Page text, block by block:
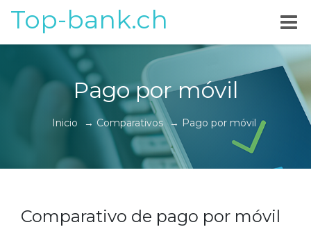
Top-bank.ch
Pago por móvil
Inicio → Comparativos → Pago por móvil
Comparativo de pago por móvil